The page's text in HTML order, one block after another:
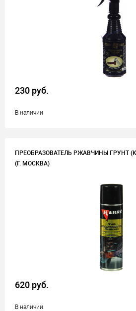
230 руб.
В наличии
ПРЕОБРАЗОВАТЕЛЬ РЖАВЧИНЫ ГРУНТ
(Г. МОСКВА)
620 руб.
В наличии